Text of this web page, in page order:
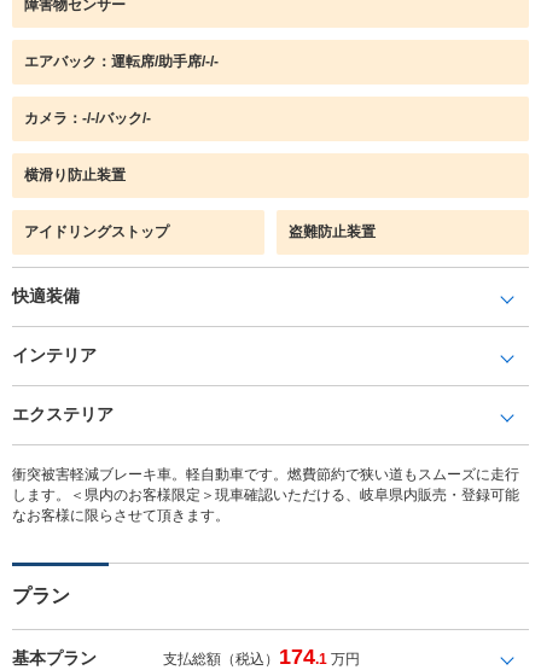
障害物センサー
エアバック：運転席/助手席/-/-
カメラ：-/-/バック/-
横滑り防止装置
アイドリングストップ 盗難防止装置
快適装備
インテリア
エクステリア
衝突被害軽減ブレーキ車。軽自動車です。燃費節約で狭い道もスムーズに走行
します。＜県内のお客様限定＞現車確認いただける、岐阜県内販売・登録可能
なお客様に限らさせて頂きます。
プラン
基本プラン 支払総額（税込） 174.1 万円